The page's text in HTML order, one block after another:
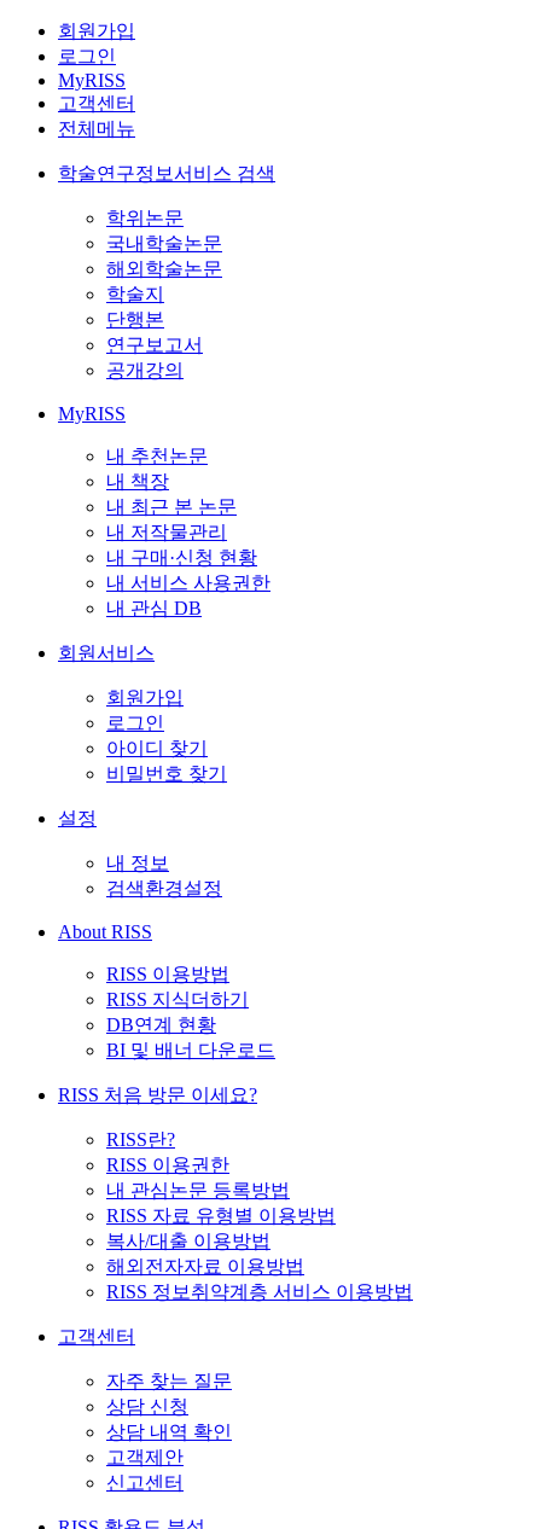
회원가입
로그인
MyRISS
고객센터
전체메뉴
학술연구정보서비스 검색
학위논문
국내학술논문
해외학술논문
학술지
단행본
연구보고서
공개강의
MyRISS
내 추천논문
내 책장
내 최근 본 논문
내 저작물관리
내 구매·신청 현황
내 서비스 사용권한
내 관심 DB
회원서비스
회원가입
로그인
아이디 찾기
비밀번호 찾기
설정
내 정보
검색환경설정
About RISS
RISS 이용방법
RISS 지식더하기
DB연계 현황
BI 및 배너 다운로드
RISS 처음 방문 이세요?
RISS란?
RISS 이용권한
내 관심논문 등록방법
RISS 자료 유형별 이용방법
복사/대출 이용방법
해외전자자료 이용방법
RISS 정보취약계층 서비스 이용방법
고객센터
자주 찾는 질문
상담 신청
상담 내역 확인
고객제안
신고센터